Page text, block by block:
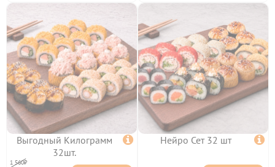
Выгодный Килограмм
32шт.

1 560₽
Нейро Сет 32 шт 